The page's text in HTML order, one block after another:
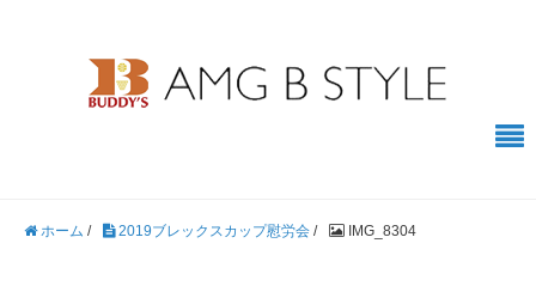
ホーム / 2019ブレックスカップ慰労会 / IMG_8304